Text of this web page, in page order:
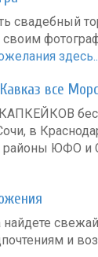
свадебный
своим
все
в
районы ЮФО и
и